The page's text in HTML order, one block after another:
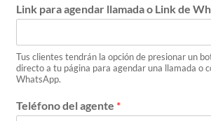
Link para agendar llamada o Link de
Tus clientes tendrán la opción de presionar un
directo a tu página para agendar una llamada o
WhatsApp.
Teléfono del agente *